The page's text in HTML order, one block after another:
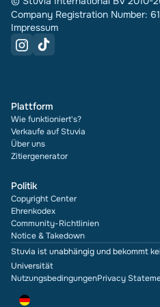
Company Registration Number:
Impressum
Plattform
Wie funktioniert's?
Verkaufe auf Stuvia
Über uns
Zitiergenerator
Politik
Copyright Center
Ehrenkodex
Community-Richtlinien
Notice & Takedown
Stuvia ist unabhängig und bekommt
Universität
NutzungsbedingungenPrivacy